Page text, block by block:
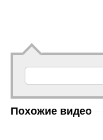
Похожие видео